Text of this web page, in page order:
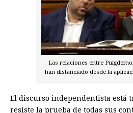
Las relaciones entre
han distanciado desde la
El discurso independentista está
resiste la prueba de todas sus